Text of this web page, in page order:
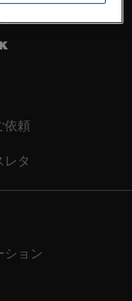
依頼
レタ
ション